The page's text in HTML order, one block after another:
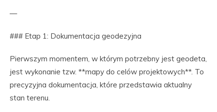
—
### Etap 1: Dokumentacja geodezyjna
Pierwszym momentem, w którym potrzebny jest geodeta,
jest wykonanie tzw. **mapy do celów projektowych**. To
precyzyjna dokumentacja, które przedstawia aktualny
stan terenu.